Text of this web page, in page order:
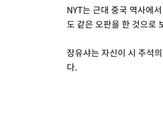
NYT는 근대 중국 역사에
도 같은 오판을 한 것으로
장유샤는 자신이 시 주석
다.